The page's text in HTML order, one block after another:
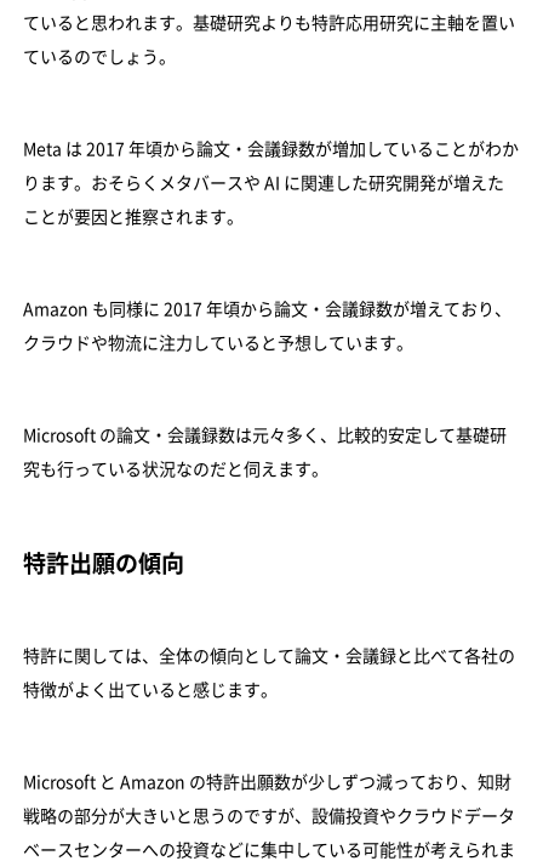
ていると思われます。基礎研究よりも特許応用研究に主軸を置い
ているのでしょう。
Meta は 2017 年頃から論文・会議録数が増加していることがわか
ります。おそらくメタバースや AI に関連した研究開発が増えた
ことが要因と推察されます。
Amazon も同様に 2017 年頃から論文・会議録数が増えており、
クラウドや物流に注力していると予想しています。
Microsoft の論文・会議録数は元々多く、比較的安定して基礎研
究も行っている状況なのだと伺えます。
特許出願の傾向
特許に関しては、全体の傾向として論文・会議録と比べて各社の
特徴がよく出ていると感じます。
Microsoft と Amazon の特許出願数が少しずつ減っており、知財
戦略の部分が大きいと思うのですが、設備投資やクラウドデータ
ベースセンターへの投資などに集中している可能性が考えられま